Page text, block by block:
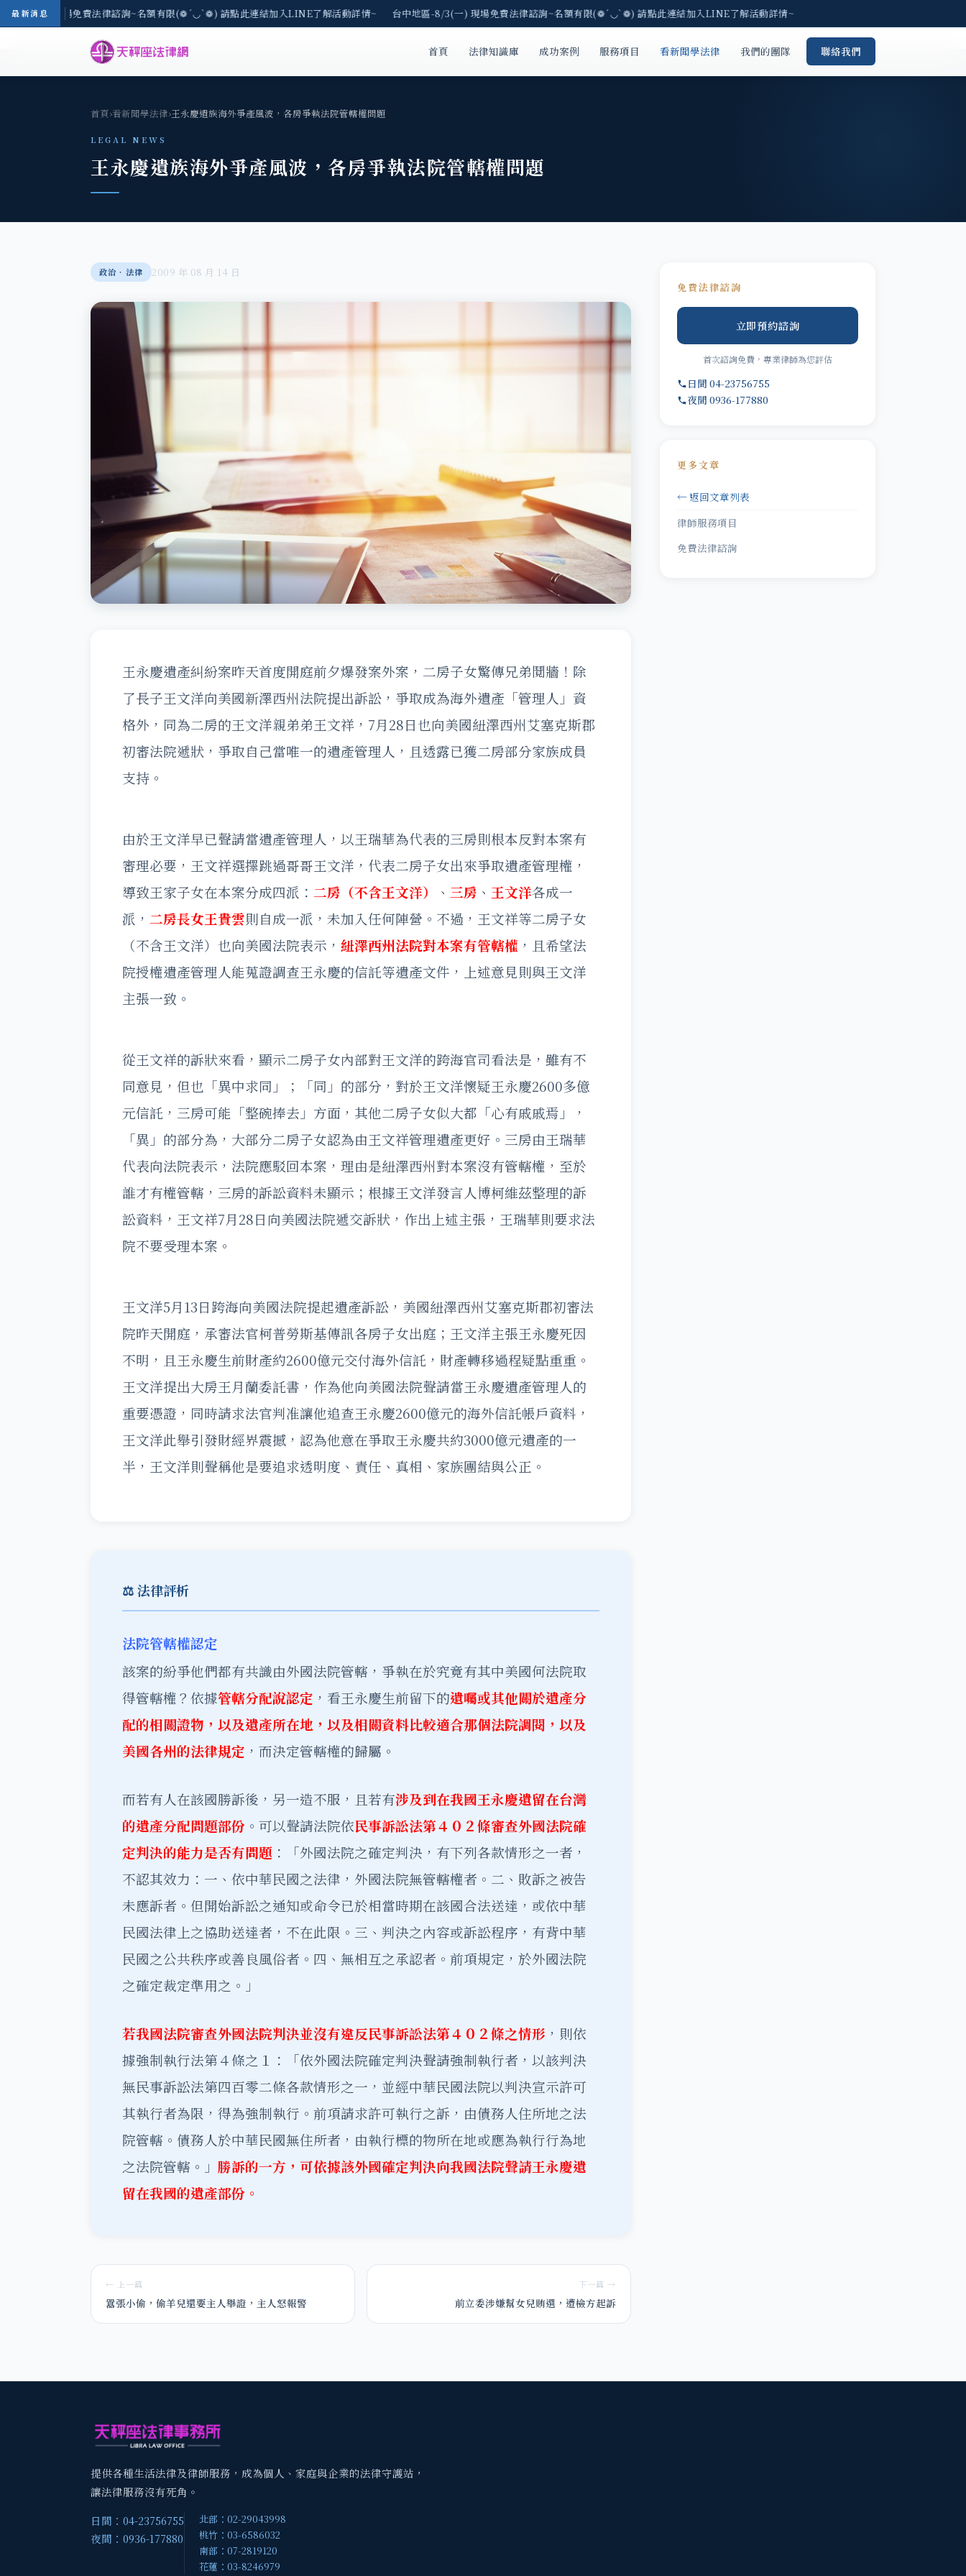
最新消息
8/3(一) 現場免費法律諮詢~名額有限(❁´◡`❁) 請點此連結加入LINE了解活動詳情~ 台中地區-8/3(一) 現場免費法律諮詢~名額有限(❁´◡`❁) 請點此連結加入LINE了解活動詳情~
首頁 法律知識庫 成功案例 服務項目 看新聞學法律 我們的團隊 聯絡我們
首頁›看新聞學法律›王永慶遺族海外爭產風波，各房爭執法院管轄權問題
LEGAL NEWS
王永慶遺族海外爭產風波，各房爭執法院管轄權問題
政治‧法律 2009 年 08 月 14 日
王永慶遺產糾紛案昨天首度開庭前夕爆發案外案，二房子女驚傳兄弟鬩牆！除
了長子王文洋向美國新澤西州法院提出訴訟，爭取成為海外遺產「管理人」資
格外，同為二房的王文洋親弟弟王文祥，7月28日也向美國紐澤西州艾塞克斯郡
初審法院遞狀，爭取自己當唯一的遺產管理人，且透露已獲二房部分家族成員
支持。
由於王文洋早已聲請當遺產管理人，以王瑞華為代表的三房則根本反對本案有
審理必要，王文祥選擇跳過哥哥王文洋，代表二房子女出來爭取遺產管理權，
導致王家子女在本案分成四派： 二房（不含王文洋） 、 三房 、 王文洋各成一
派， 二房長女王貴雲則自成一派，未加入任何陣營。不過，王文祥等二房子女
（不含王文洋）也向美國法院表示， 紐澤西州法院對本案有管轄權 ，且希望法
院授權遺產管理人能蒐證調查王永慶的信託等遺產文件，上述意見則與王文洋
主張一致。
從王文祥的訴狀來看，顯示二房子女內部對王文洋的跨海官司看法是，雖有不
同意見，但也「異中求同」；「同」的部分，對於王文洋懷疑王永慶2600多億
元信託，三房可能「整碗捧去」方面，其他二房子女似大都「心有戚戚焉」，
「異」的部分為，大部分二房子女認為由王文祥管理遺產更好。三房由王瑞華
代表向法院表示，法院應駁回本案，理由是紐澤西州對本案沒有管轄權，至於
誰才有權管轄，三房的訴訟資料未顯示；根據王文洋發言人博柯維茲整理的訴
訟資料，王文祥7月28日向美國法院遞交訴狀，作出上述主張，王瑞華則要求法
院不要受理本案。
王文洋5月13日跨海向美國法院提起遺產訴訟，美國紐澤西州艾塞克斯郡初審法
院昨天開庭，承審法官柯普勞斯基傳訊各房子女出庭；王文洋主張王永慶死因
不明，且王永慶生前財產約2600億元交付海外信託，財產轉移過程疑點重重。
王文洋提出大房王月蘭委託書，作為他向美國法院聲請當王永慶遺產管理人的
重要憑證，同時請求法官判准讓他追查王永慶2600億元的海外信託帳戶資料，
王文洋此舉引發財經界震撼，認為他意在爭取王永慶共約3000億元遺產的一
半，王文洋則聲稱他是要追求透明度、責任、真相、家族團結與公正。
⚖️ 法律評析
法院管轄權認定
該案的紛爭他們都有共識由外國法院管轄，爭執在於究竟有其中美國何法院取
得管轄權？依據管轄分配說認定 ，看王永慶生前留下的遺囑或其他關於遺產分
配的相關證物，以及遺產所在地，以及相關資料比較適合那個法院調閱，以及
美國各州的法律規定 ，而決定管轄權的歸屬。
而若有人在該國勝訴後，另一造不服，且若有涉及到在我國王永慶遺留在台灣
的遺產分配問題部份 。可以聲請法院依民事訴訟法第４０２條審查外國法院確
定判決的能力是否有問題 ：「外國法院之確定判決，有下列各款情形之一者，
不認其效力：一、依中華民國之法律，外國法院無管轄權者。二、敗訴之被告
未應訴者。但開始訴訟之通知或命令已於相當時期在該國合法送達，或依中華
民國法律上之協助送達者，不在此限。三、判決之內容或訴訟程序，有背中華
民國之公共秩序或善良風俗者。四、無相互之承認者。前項規定，於外國法院
之確定裁定準用之。」
若我國法院審查外國法院判決並沒有違反民事訴訟法第４０２條之情形 ，則依
據強制執行法第４條之１：「依外國法院確定判決聲請強制執行者，以該判決
無民事訴訟法第四百零二條各款情形之一，並經中華民國法院以判決宣示許可
其執行者為限，得為強制執行。前項請求許可執行之訴，由債務人住所地之法
院管轄。債務人於中華民國無住所者，由執行標的物所在地或應為執行行為地
之法院管轄。」 勝訴的一方，可依據該外國確定判決向我國法院聲請王永慶遺
留在我國的遺產部份。
← 上一篇
囂張小偷，偷羊兒還要主人舉證，主人怒報警
下一篇 →
前立委涉嫌幫女兒賄選，遭檢方起訴
免費法律諮詢
立即預約諮詢
首次諮詢免費，專業律師為您評估
日間 04-23756755
夜間 0936-177880
更多文章
← 返回文章列表
律師服務項目
免費法律諮詢
提供各種生活法律及律師服務，成為個人、家庭與企業的法律守護站，
讓法律服務沒有死角。
日間：04-23756755
夜間：0936-177880
北部：02-29043998
桃竹：03-6586032
南部：07-2819120
花蓮：03-8246979